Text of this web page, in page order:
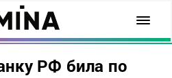
РФ била по